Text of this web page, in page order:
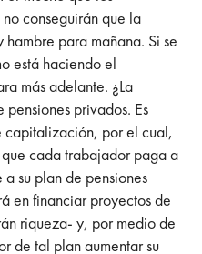
conseguirán que la
para mañana. Si se
está haciendo el
más adelante. ¿La
pensiones privados. Es
capitalización, por el cual,
cada trabajador paga a
su plan de pensiones
en financiar proyectos de
riqueza- y, por medio de
de tal plan aumentar su